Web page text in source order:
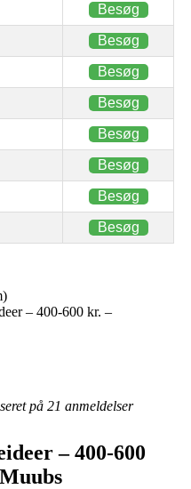
Besøg
Besøg
Besøg
Besøg
Besøg
Besøg
Besøg
Besøg
– 400-600 kr. –
på 21 anmeldelser
– 400-600